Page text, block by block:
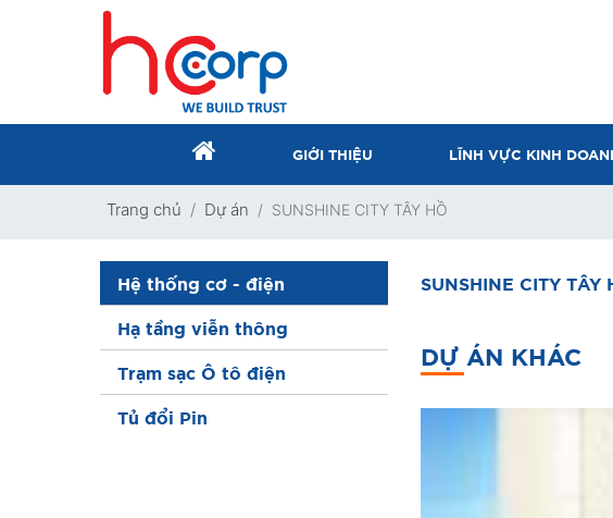
GIỚI THIỆU LĨNH VỰC KINH
Trang chủ Dự án SUNSHINE CITY TÂY HỒ
Hệ thống cơ - điện
Hạ tầng viễn thông
Trạm sạc Ô tô điện
Tủ đổi Pin
SUNSHINE CITY TÂY
DỰ ÁN KHÁC